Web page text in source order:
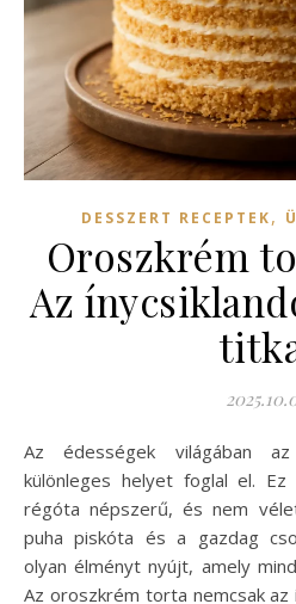
DESSZERT RECEPTEK,
Oroszkrém
Az
Az édességek világában az oroszkrém torta egy
különleges helyet foglal el.
régóta népszerű, és nem
puha piskóta és a gazdag
olyan élményt nyújt, amely
Az oroszkrém torta nemcsak